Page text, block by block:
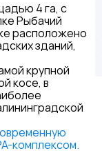
4 га, с
Рыбачий
расположено
зданий,
крупной
косе, в
комплексом.